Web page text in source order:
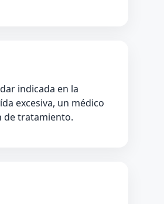
indicada en la
excesiva, un médico
de tratamiento.